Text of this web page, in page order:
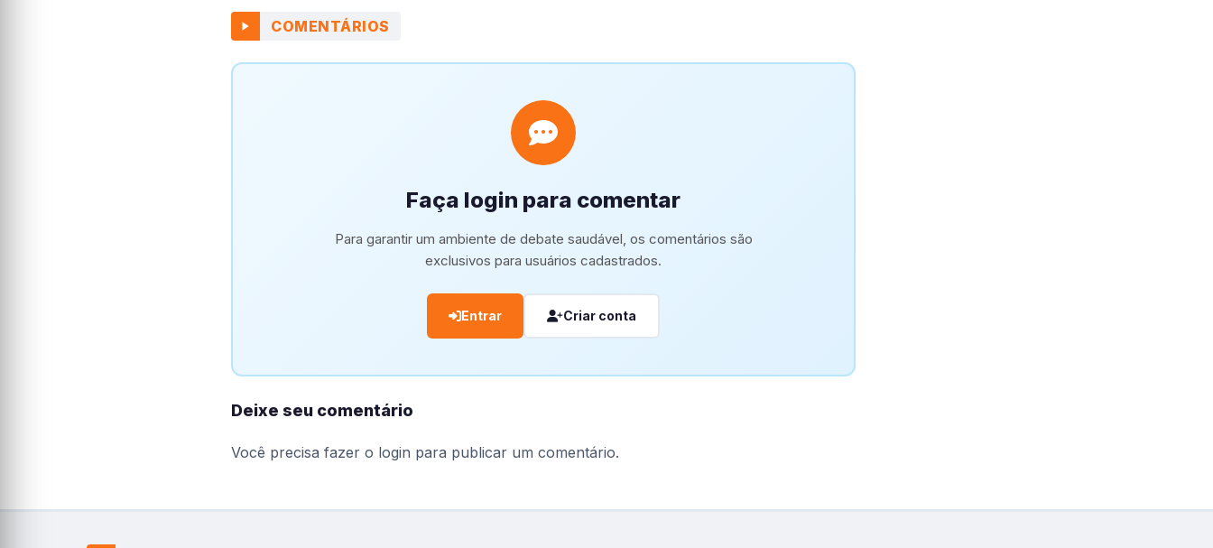
COMENTÁRIOS
Faça login para comentar
Para garantir um ambiente de debate saudável, os comentários são
exclusivos para usuários cadastrados.
Entrar Criar conta
Deixe seu comentário
Você precisa fazer o login para publicar um comentário.